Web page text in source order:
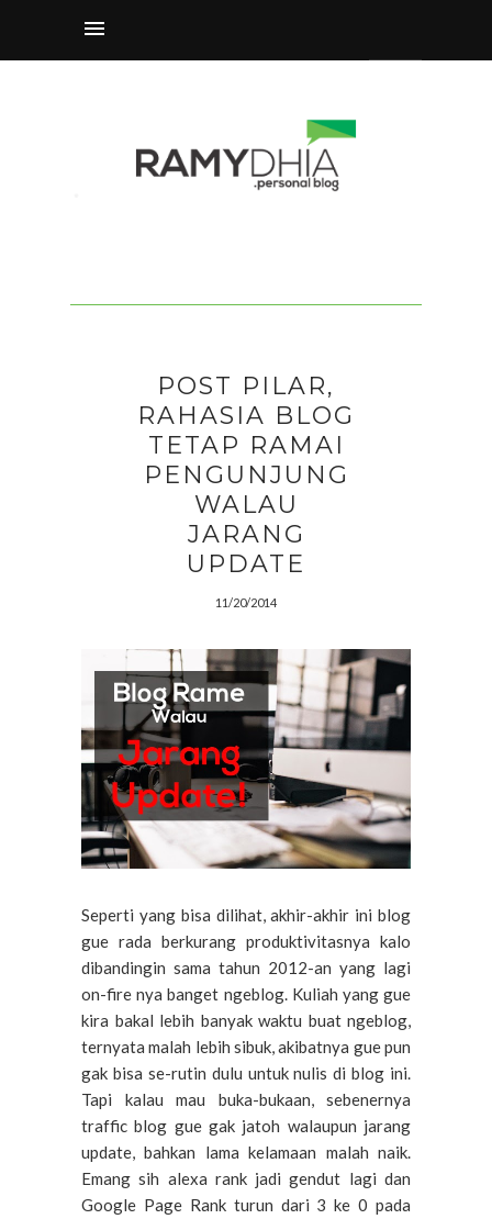
POST PILAR,
RAHASIA BLOG
TETAP RAMAI
PENGUNJUNG
WALAU
JARANG
UPDATE
11/20/2014
Seperti yang bisa dilihat, akhir-akhir ini blog
gue rada berkurang produktivitasnya kalo
dibandingin sama tahun 2012-an yang lagi
on-fire nya banget ngeblog. Kuliah yang gue
kira bakal lebih banyak waktu buat ngeblog,
ternyata malah lebih sibuk, akibatnya gue pun
gak bisa se-rutin dulu untuk nulis di blog ini.
Tapi kalau mau buka-bukaan, sebenernya
traffic blog gue gak jatoh walaupun jarang
update, bahkan lama kelamaan malah naik.
Emang sih alexa rank jadi gendut lagi dan
Google Page Rank turun dari 3 ke 0 pada